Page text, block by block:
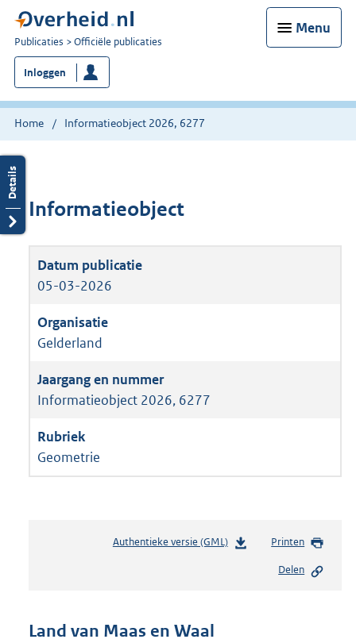
Menu
U
bent
nu
hier:
Publicaties Officiële publicaties
Inloggen
Home Informatieobject 2026, 6277
Informatieobject
05-03-2026
Gelderland
Informatieobject 2026, 6277
Geometrie
Authentieke versie (GML)b
Printen
Delen
Land van Maas en Waal